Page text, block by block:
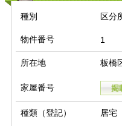
種別 区分
物件番号 1
所在地 板橋
家屋番号
種類（登記） 居宅